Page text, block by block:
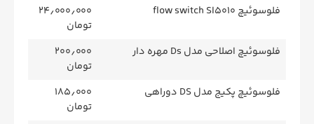
فلوسوئیچ flow switch SI5010
۲۴٫۰۰۰٫۰۰۰
تومان
فلوسوئیچ اصلاحی مدل Ds مهره دار
۲۰۰٫۰۰۰
تومان
فلوسوئیچ پکیج مدل DS دوراهی
۱۸۵٫۰۰۰
تومان